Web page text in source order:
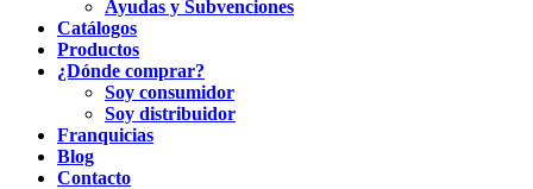
Ayudas y Subvenciones
Catálogos
Productos
¿Dónde comprar?
Soy consumidor
Soy distribuidor
Franquicias
Blog
Contacto